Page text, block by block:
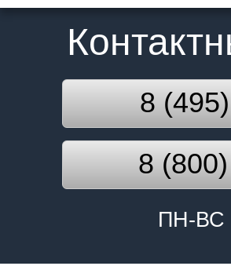
8
8
ПН-ВС